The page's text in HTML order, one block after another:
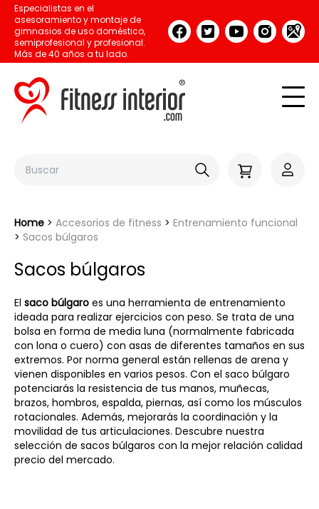
Especialistas en el
asesoramiento y montaje de
gimnasios de uso doméstico,
semiprofesional y profesional.
Más de 40 años a tu lado.
Home Accesorios de fitness
Entrenamiento funcional
Sacos búlgaros
Sacos búlgaros
El saco búlgaro es una herramienta de entrenamiento
ideada para realizar ejercicios con peso. Se trata de una
bolsa en forma de media luna (normalmente fabricada
con lona o cuero) con asas de diferentes tamaños en sus
extremos. Por norma general están rellenas de arena y
vienen disponibles en varios pesos. Con el saco búlgaro
potenciarás la resistencia de tus manos, muñecas,
brazos, hombros, espalda, piernas, así como los músculos
rotacionales. Además, mejorarás la coordinación y la
movilidad de tus articulaciones. Descubre nuestra
selección de sacos búlgaros con la mejor relación calidad
precio del mercado.